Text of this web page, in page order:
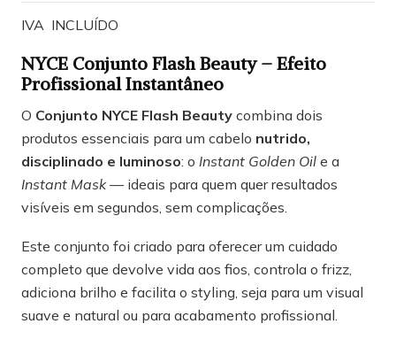
IVA INCLUÍDO
NYCE Conjunto Flash Beauty – Efeito
Profissional Instantâneo
O Conjunto NYCE Flash Beauty combina dois
produtos essenciais para um cabelo nutrido,
disciplinado e luminoso: o Instant Golden Oil e a
Instant Mask— ideais para quem quer resultados
visíveis em segundos, sem complicações.
Este conjunto foi criado para oferecer um cuidado
completo que devolve vida aos fios, controla o frizz,
adiciona brilho e facilita o styling, seja para um visual
suave e natural ou para acabamento profissional.